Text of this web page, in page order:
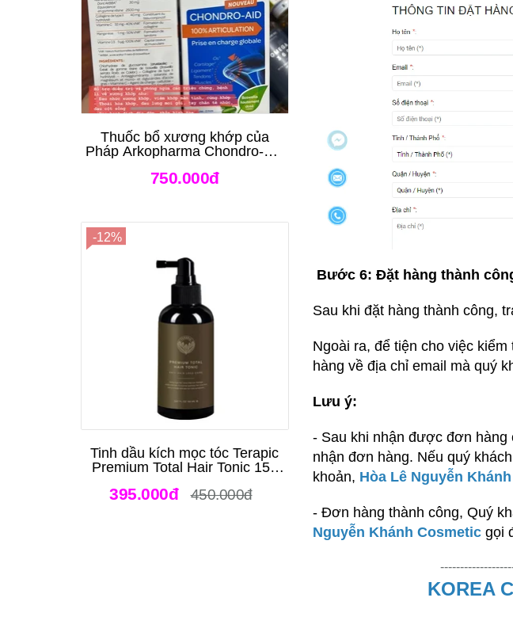
Bước 6: Đặt hàng thành
Sau khi đặt hàng thành công,
Ngoài ra, để tiện cho việc
hàng về địa chỉ email mà quý
Lưu ý:
- Sau khi nhận được đơn hàng
nhận đơn hàng. Nếu quý
khoản, Hòa Lê Nguyễn
- Đơn hàng thành công, Quý
Nguyễn Khánh Cosmeticgọi
KOREA
Thuốc bổ xương khớp của
Pháp Arkopharma Chondro-Aid
750.000đ
-12%
Tinh dầu kích mọc tóc Terapic
Premium Total Hair Tonic 150
395.000đ 450.000đ